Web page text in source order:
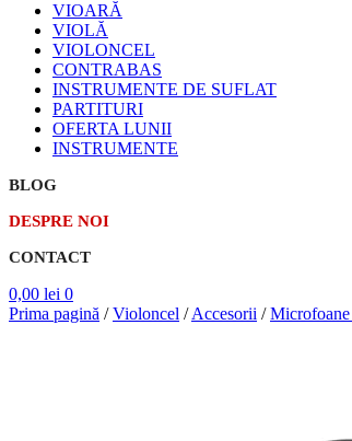
VIOARĂ
VIOLĂ
VIOLONCEL
CONTRABAS
INSTRUMENTE DE SUFLAT
PARTITURI
OFERTA LUNII
INSTRUMENTE
BLOG
DESPRE NOI
CONTACT
0,00 lei 0
Prima pagină /Violoncel /Accesorii /Microfoane